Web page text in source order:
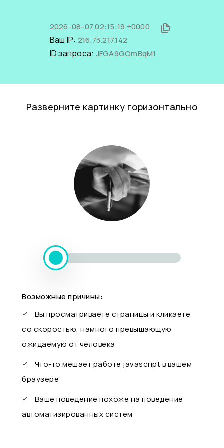
2026-08-07 02:15:19 +0000
Ваш IP: 216.73.217.142
ID запроса: JFGA9GOmBqM1
Разверните картинку горизонтально
Возможные причины:
Вы просматриваете страницы и кликаете
со скоростью, намного превышающую
ожидаемую от человека
Что-то мешает работе javascript в вашем
браузере
Ваше поведение похоже на поведение
автоматизированных систем